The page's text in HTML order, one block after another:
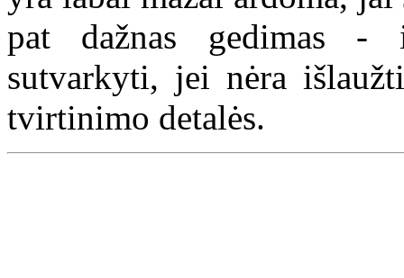
pat dažnas gedimas -
sutvarkyti, jei nėra
tvirtinimo detalės.